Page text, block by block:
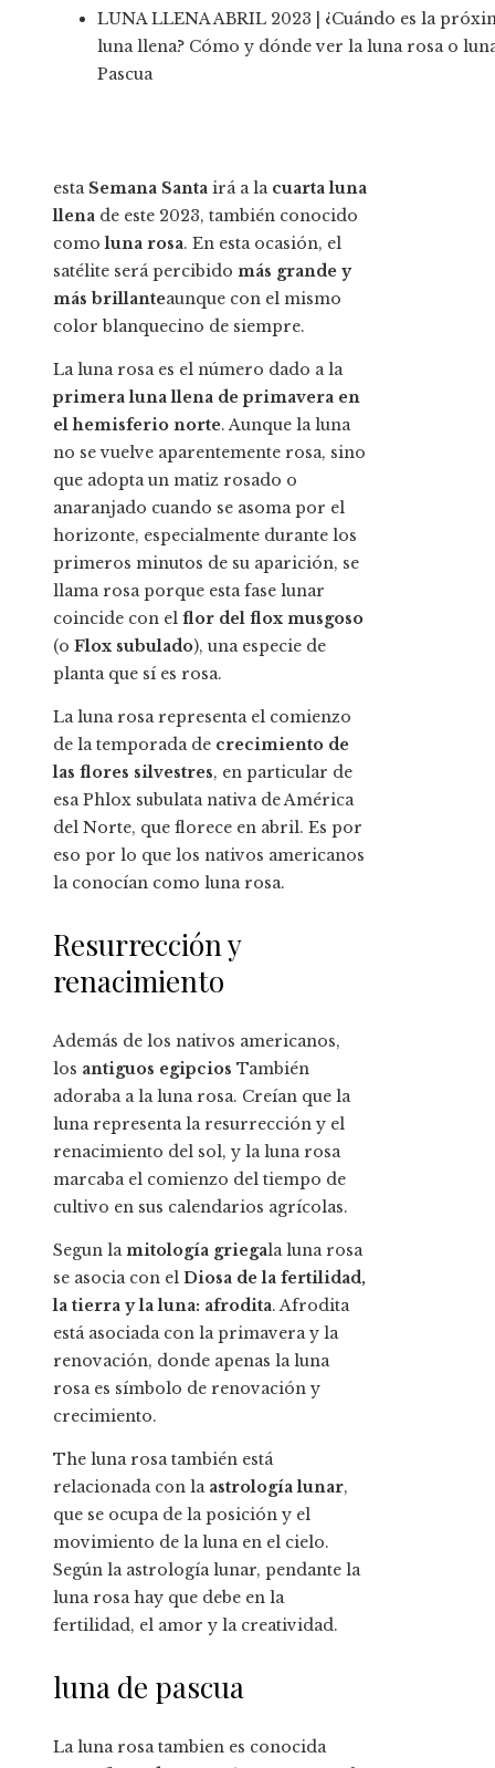
LUNA LLENA ABRIL 2023 | ¿Cuándo es la
luna llena? Cómo y dónde ver la luna rosa o
Pascua
esta Semana Santa irá a lacuarta luna
llena de este 2023, también conocido
como luna rosa. En esta ocasión, el
satélite será percibido más grande y
más brillanteaunque con el mismo
color blanquecino de siempre.
La luna rosa es el número dado a la
primera luna llena de primavera en
el hemisferio norte. Aunque la luna
no se vuelve aparentemente rosa, sino
que adopta un matiz rosado o
anaranjado cuando se asoma por el
horizonte, especialmente durante los
primeros minutos de su aparición, se
llama rosa porque esta fase lunar
coincide con el flor del flox musgoso
(o Flox subulado), una especie de
planta que sí es rosa.
La luna rosa representa el comienzo
de la temporada de crecimiento de
las flores silvestres, en particular de
esa Phlox subulata nativa de América
del Norte, que florece en abril. Es por
eso por lo que los nativos americanos
la conocían como luna rosa.
Resurrección y
renacimiento
Además de los nativos americanos,
los antiguos egipcios También
adoraba a la luna rosa. Creían que la
luna representa la resurrección y el
renacimiento del sol, y la luna rosa
marcaba el comienzo del tiempo de
cultivo en sus calendarios agrícolas.
Segun lamitología griegala luna rosa
se asocia con el Diosa de la fertilidad,
la tierra y la luna: afrodita. Afrodita
está asociada con la primavera y la
renovación, donde apenas la luna
rosa es símbolo de renovación y
crecimiento.
The luna rosa también está
relacionada con laastrología lunar,
que se ocupa de la posición y el
movimiento de la luna en el cielo.
Según la astrología lunar, pendante la
luna rosa hay que debe en la
fertilidad, el amor y la creatividad.
luna de pascua
La luna rosa tambien es conocida